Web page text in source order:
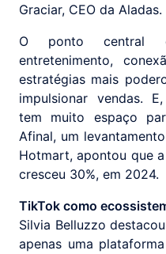
Graciar, CEO da Aladas.
O ponto central
entretenimento,
estratégias mais
impulsionar vendas.
tem muito espaço
Afinal, um
Hotmart, apontou que
cresceu 30%, em 2024.
TikTok como
Silvia Belluzzo
apenas uma